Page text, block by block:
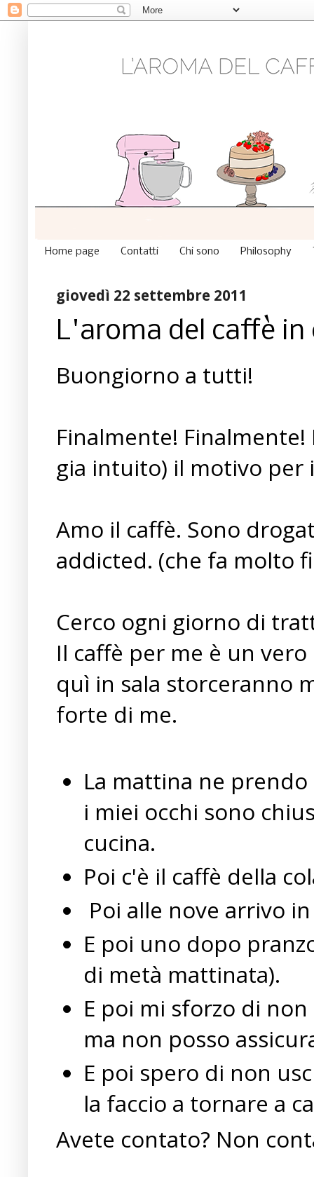
Home page Contatti Chi sono Philosophy
giovedì 22 settembre 2011
L'aroma del caffè
Buongiorno a tutti!
Finalmente!
gia intuito) il motivo per
Amo il caffè. Sono
addicted. (che fa molto
Cerco ogni giorno di
Il caffè per me è un
quì in sala storceranno
forte di me.
La mattina ne
i miei occhi sono
cucina.
Poi c'è il caffè della
Poi alle nove arrivo
E poi uno dopo
di metà mattinata).
E poi mi sforzo di
ma non posso
E poi spero di non
la faccio a tornare a
Avete contato? Non